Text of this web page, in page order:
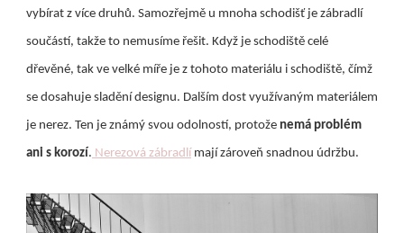
vybírat z více druhů. Samozřejmě u mnoha schodišť je zábradlí
součástí, takže to nemusíme řešit. Když je schodiště celé
dřevěné, tak ve velké míře je z tohoto materiálu i schodiště, čímž
se dosahuje sladění designu. Dalším dost využívaným materiálem
je nerez. Ten je známý svou odolností, protože nemá problém
ani s korozí. Nerezová zábradlí mají zároveň snadnou údržbu.